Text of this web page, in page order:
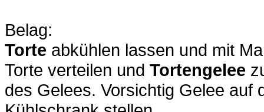
Belag:
Torte abkühlen lassen und mit
Torte verteilen und Tortengelee
des Gelees. Vorsichtig Gelee auf